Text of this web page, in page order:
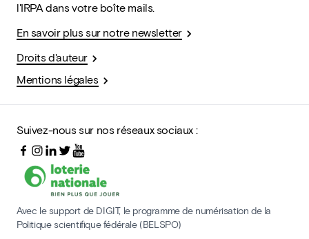
l'IRPA dans votre boîte mails.
En savoir plus sur notre newsletter
Droits d'auteur
Mentions légales
Suivez-nous sur nos réseaux sociaux :
Avec le support de DIGIT, le programme de numérisation de la
Politique scientifique fédérale (BELSPO)